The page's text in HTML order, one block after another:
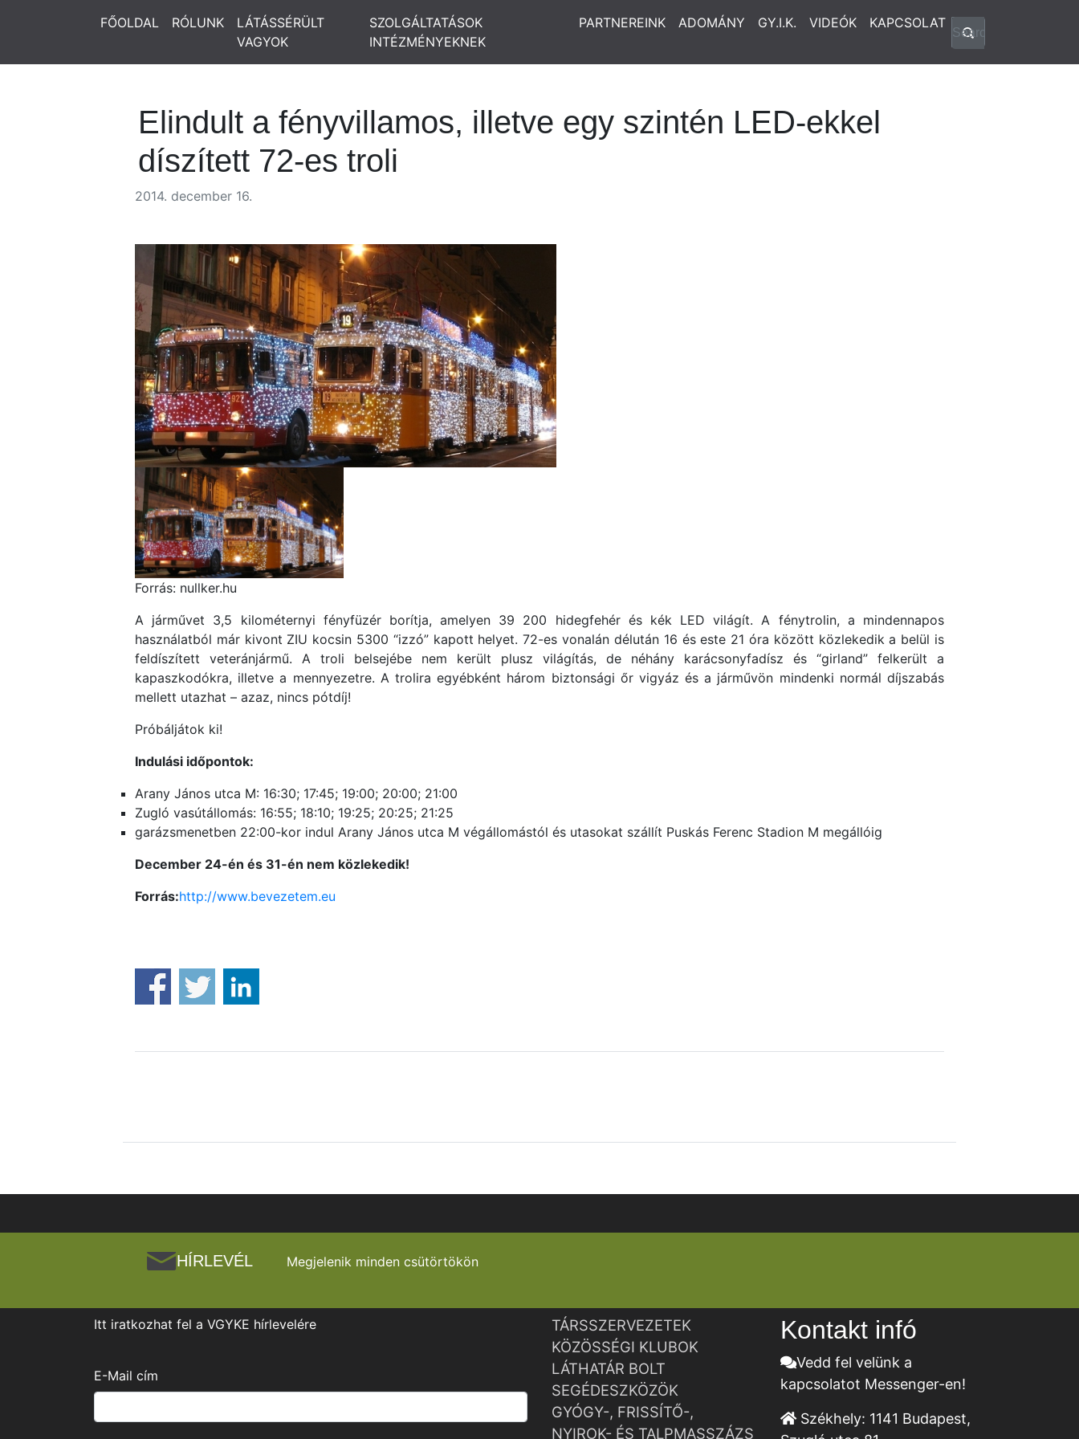
FŐOLDAL RÓLUNK
LÁTÁSSÉRÜLT
VAGYOK
SZOLGÁLTATÁSOK
INTÉZMÉNYEKNEK
PARTNEREINK ADOMÁNY GY.I.K. VIDEÓK KAPCSOLAT
Elindult a fényvillamos, illetve egy szintén LED-ekkel
díszített 72-es troli
2014. december 16.
Forrás: nullker.hu
A járművet 3,5 kilométernyi fényfüzér borítja, amelyen 39 200 hidegfehér és kék LED világít. A fénytrolin, a mindennapos
használatból már kivont ZIU kocsin 5300 “izzó” kapott helyet. 72-es vonalán délután 16 és este 21 óra között közlekedik a belül is
feldíszített veteránjármű. A troli belsejébe nem került plusz világítás, de néhány karácsonyfadísz és “girland” felkerült a
kapaszkodókra, illetve a mennyezetre. A trolira egyébként három biztonsági őr vigyáz és a járművön mindenki normál díjszabás
mellett utazhat – azaz, nincs pótdíj!
Próbáljátok ki!
Indulási időpontok:
Arany János utca M: 16:30; 17:45; 19:00; 20:00; 21:00
Zugló vasútállomás: 16:55; 18:10; 19:25; 20:25; 21:25
garázsmenetben 22:00-kor indul Arany János utca M végállomástól és utasokat szállít Puskás Ferenc Stadion M megállóig
December 24-én és 31-én nem közlekedik!
Forrás:http://www.bevezetem.eu
HÍRLEVÉL Megjelenik minden csütörtökön
Itt iratkozhat fel a VGYKE hírlevelére
E-Mail cím
TÁRSSZERVEZETEK
KÖZÖSSÉGI KLUBOK
LÁTHATÁR BOLT
SEGÉDESZKÖZÖK
GYÓGY-, FRISSÍTŐ-,
NYIROK- ÉS TALPMASSZÁZS
Kontakt infó
Vedd fel velünk a
kapcsolatot Messenger-en!
Székhely: 1141 Budapest,